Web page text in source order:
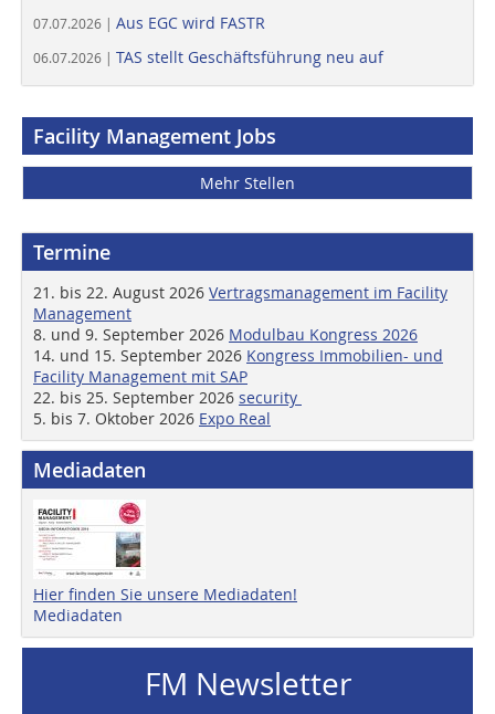
07.07.2026 | Aus EGC wird FASTR
06.07.2026 | TAS stellt Geschäftsführung neu auf
Facility Management Jobs
Mehr Stellen
Termine
21. bis 22. August 2026 Vertragsmanagement im Facility
Management
8. und 9. September 2026 Modulbau Kongress 2026
14. und 15. September 2026 Kongress Immobilien- und
Facility Management mit SAP
22. bis 25. September 2026 security
5. bis 7. Oktober 2026 Expo Real
Mediadaten
Hier finden Sie unsere Mediadaten!
Mediadaten
FM Newsletter